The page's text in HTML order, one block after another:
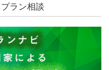
ラン相談